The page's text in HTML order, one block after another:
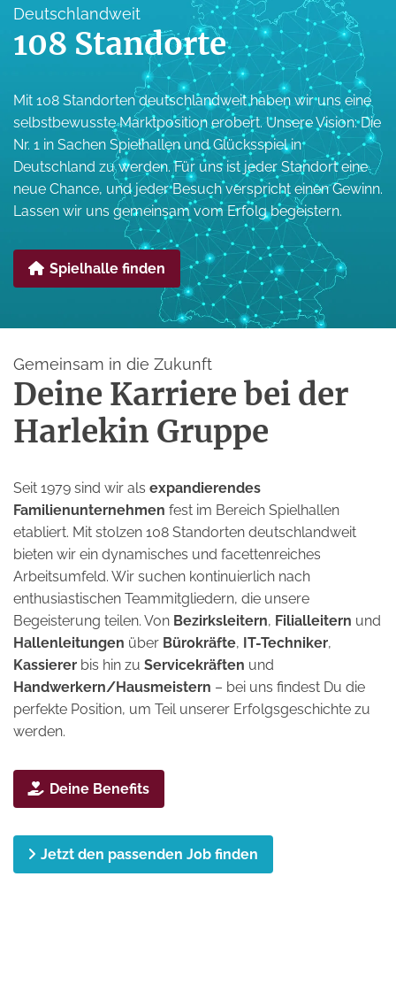
108 Standorte
Deutschlandweit
Mit 108 Standorten deutschlandweit haben wir uns eine
selbstbewusste Marktposition erobert. Unsere Vision: Die
Nr. 1 in Sachen Spielhallen und Glücksspiel in
Deutschland zu werden. Für uns ist jeder Standort eine
neue Chance, und jeder Besuch verspricht einen Gewinn.
Lassen wir uns gemeinsam vom Erfolg begeistern.
Spielhalle finden
Deine Karriere bei der
Harlekin Gruppe
Gemeinsam in die Zukunft
Seit 1979 sind wir als expandierendes
Familienunternehmen fest im Bereich Spielhallen
etabliert. Mit stolzen 108 Standorten deutschlandweit
bieten wir ein dynamisches und facettenreiches
Arbeitsumfeld. Wir suchen kontinuierlich nach
enthusiastischen Teammitgliedern, die unsere
Begeisterung teilen. Von Bezirksleitern, Filialleitern und
Hallenleitungen über Bürokräfte, IT-Techniker,
Kassierer bis hin zu Servicekräften und
Handwerkern/Hausmeistern – bei uns findest Du die
perfekte Position, um Teil unserer Erfolgsgeschichte zu
werden.
Deine Benefits
Jetzt den passenden Job finden